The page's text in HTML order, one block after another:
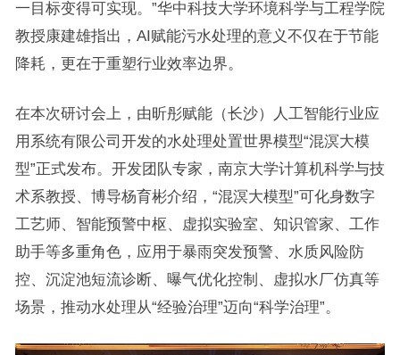
一目标变得可实现。”华中科技大学环境科学与工程学院
教授康建雄指出，AI赋能污水处理的意义不仅在于节能
降耗，更在于重塑行业效率边界。
在本次研讨会上，由昕彤赋能（长沙）人工智能行业应
用系统有限公司开发的水处理处置世界模型“混溟大模
型”正式发布。开发团队专家，南京大学计算机科学与技
术系教授、博导杨育彬介绍，“混溟大模型”可化身数字
工艺师、智能预警中枢、虚拟实验室、知识管家、工作
助手等多重角色，应用于暴雨突发预警、水质风险防
控、沉淀池短流诊断、曝气优化控制、虚拟水厂仿真等
场景，推动水处理从“经验治理”迈向“科学治理”。